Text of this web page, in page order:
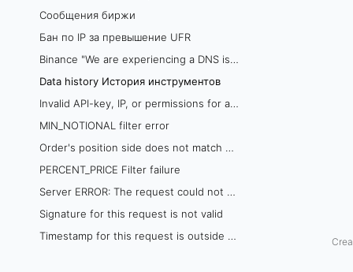
Сообщения биржи
Бан по IP за превышение UFR
Binance "We are experiencing a DNS issue"
Data history История инструментов
Invalid API-key, IP, or permissions for action
MIN_NOTIONAL filter error
Order's position side does not match user's setting
PERCENT_PRICE Filter failure
Server ERROR: The request could not be satisfied
Signature for this request is not valid
Timestamp for this request is outside of the recvWindow
о
р
и
и
н